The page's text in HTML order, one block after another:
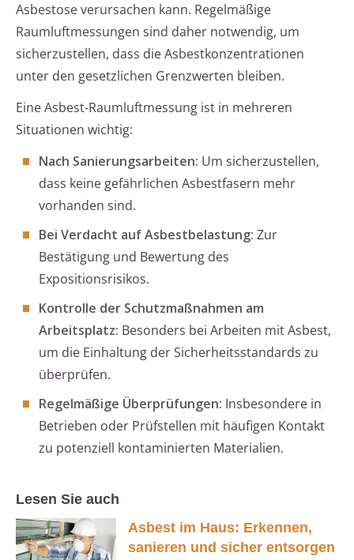
Asbestose verursachen kann. Regelmäßige
Raumluftmessungen sind daher notwendig, um
sicherzustellen, dass die Asbestkonzentrationen
unter den gesetzlichen Grenzwerten bleiben.
Eine Asbest-Raumluftmessung ist in mehreren
Situationen wichtig:
Nach Sanierungsarbeiten: Um sicherzustellen,
dass keine gefährlichen Asbestfasern mehr
vorhanden sind.
Bei Verdacht auf Asbestbelastung: Zur
Bestätigung und Bewertung des
Expositionsrisikos.
Kontrolle der Schutzmaßnahmen am
Arbeitsplatz: Besonders bei Arbeiten mit Asbest,
um die Einhaltung der Sicherheitsstandards zu
überprüfen.
Regelmäßige Überprüfungen: Insbesondere in
Betrieben oder Prüfstellen mit häufigen Kontakt
zu potenziell kontaminierten Materialien.
Lesen Sie auch
Asbest im Haus: Erkennen,
sanieren und sicher entsorgen